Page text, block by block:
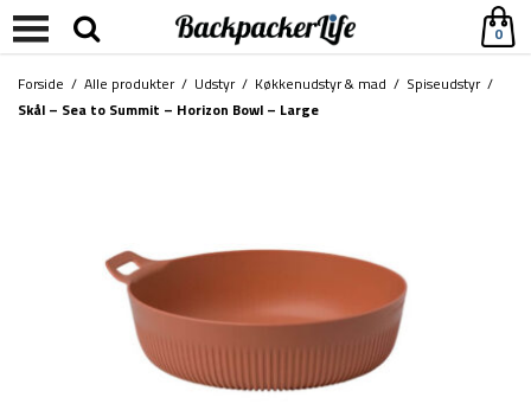
0
Forside / Alle produkter/ Udstyr/ Køkkenudstyr & mad / Spiseudstyr/
Skål – Sea to Summit – Horizon Bowl – Large